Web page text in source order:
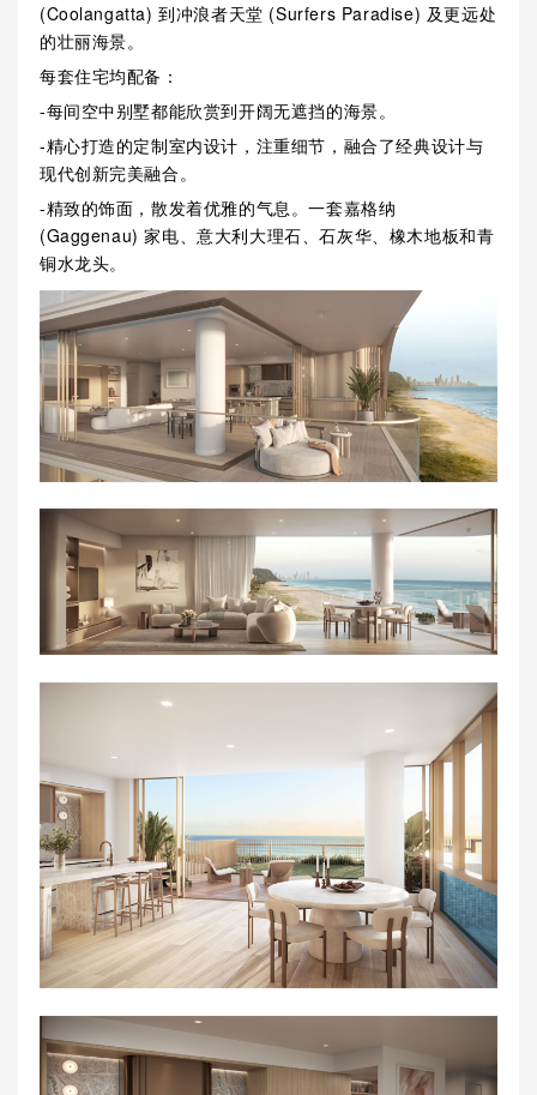
(Coolangatta) 到冲浪者天堂 (Surfers Paradise) 及更远处
的壮丽海景。
每套住宅均配备：
-每间空中别墅都能欣赏到开阔无遮挡的海景。
-精心打造的定制室内设计，注重细节，融合了经典设计与
现代创新完美融合。
-精致的饰面，散发着优雅的气息。一套嘉格纳
(Gaggenau) 家电、意大利大理石、石灰华、橡木地板和青
铜水龙头。